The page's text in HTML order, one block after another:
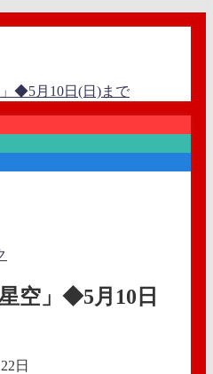
」◆5月10日(日)まで
空」◆5月10日
日